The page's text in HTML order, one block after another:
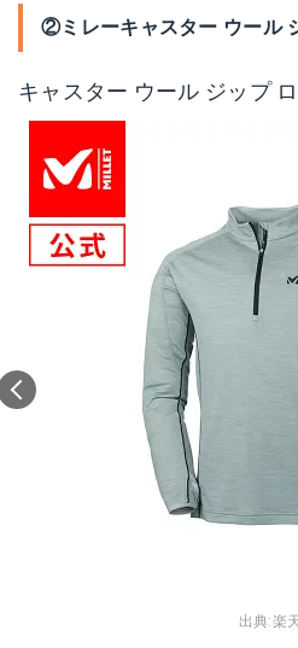
②ミレーキャスター ウール
キャスター ウール ジップ
出典:楽